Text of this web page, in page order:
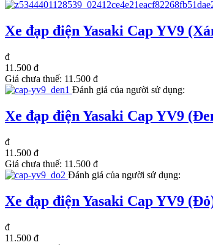
Xe đạp điện Yasaki Cap YV9
đ
11.500 đ
Giá chưa thuế: 11.500 đ
Đánh giá của người sử dụng:
Xe đạp điện Yasaki Cap YV9
đ
11.500 đ
Giá chưa thuế: 11.500 đ
Đánh giá của người sử dụng:
Xe đạp điện Yasaki Cap YV9
đ
11.500 đ